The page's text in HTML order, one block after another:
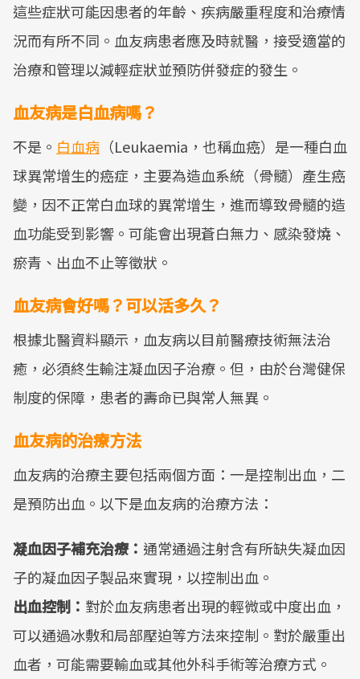
這些症狀可能因患者的年齡、疾病嚴重程度和治療情
況而有所不同。血友病患者應及時就醫，接受適當的
治療和管理以減輕症狀並預防併發症的發生。
血友病是白血病嗎？
不是。 白血病 （Leukaemia，也稱血癌）是一種白血
球異常增生的癌症，主要為造血系統（骨髓）產生癌
變，因不正常白血球的異常增生，進而導致骨髓的造
血功能受到影響。可能會出現蒼白無力、感染發燒、
瘀青、出血不止等徵狀。
血友病會好嗎？可以活多久？
根據北醫資料顯示，血友病以目前醫療技術無法治
癒，必須終生輸注凝血因子治療。但，由於台灣健保
制度的保障，患者的壽命已與常人無異。
血友病的治療方法
血友病的治療主要包括兩個方面：一是控制出血，二
是預防出血。以下是血友病的治療方法：
凝血因子補充治療： 通常通過注射含有所缺失凝血因
子的凝血因子製品來實現，以控制出血。
出血控制： 對於血友病患者出現的輕微或中度出血，
可以通過冰敷和局部壓迫等方法來控制。對於嚴重出
血者，可能需要輸血或其他外科手術等治療方式。